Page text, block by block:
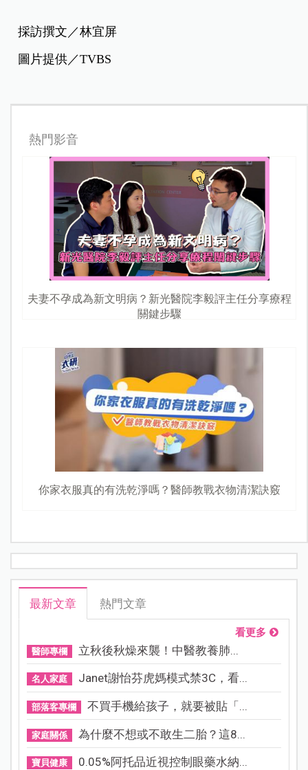
採訪撰文／林宜屏
圖片提供／TVBS
熱門影音
夫妻不孕成為新文明病？新光醫院李毅評主任分享療程
關鍵步驟
你家衣服真的有洗乾淨嗎？醫師教戰衣物清潔訣竅
最新文章 熱門文章
看更多
醫師專欄 立秋後秋燥來襲！中醫教養肺...
名人家庭 Janet謝怡芬虎媽模式禁3C，看...
部落客專欄 不買手機給孩子，就要被貼「...
家庭關係 為什麼不想或不敢生二胎？這8...
寶貝健康 0.05%阿托品近視控制眼藥水納...